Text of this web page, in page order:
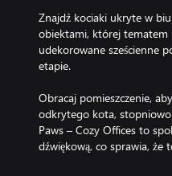
Znajdź kociaki ukryte w
obiektami, której tematem
udekorowane sześcienne
etapie.
Obracaj pomieszczenie,
odkrytego kota,
Paws – Cozy Offices to
dźwiękową, co sprawia, że